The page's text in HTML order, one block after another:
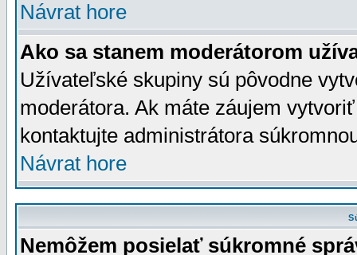
Návrat hore
Ako sa stanem moderátorom
Užívateľské skupiny sú pôvodne
moderátora. Ak máte záujem
kontaktujte administrátora
Návrat hore
Nemôžem posielať súkromné